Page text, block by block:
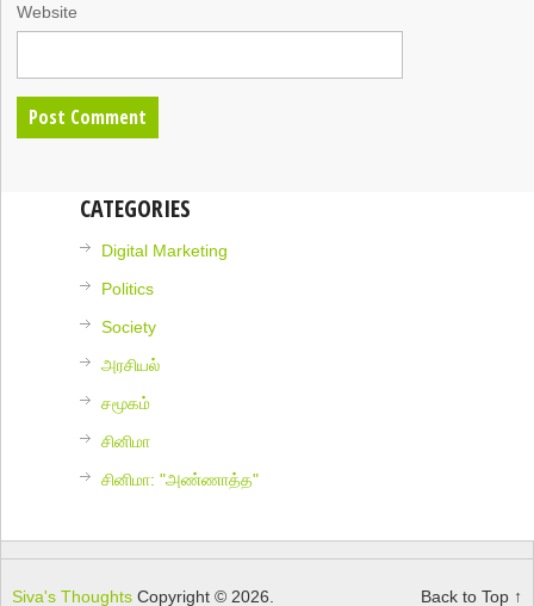
Website
CATEGORIES
Digital Marketing
Politics
Society
அரசியல்
சமூகம்
சினிமா
சினிமா: "அண்ணாத்த"
Siva's ThoughtsCopyright © 2026. Back to Top ↑